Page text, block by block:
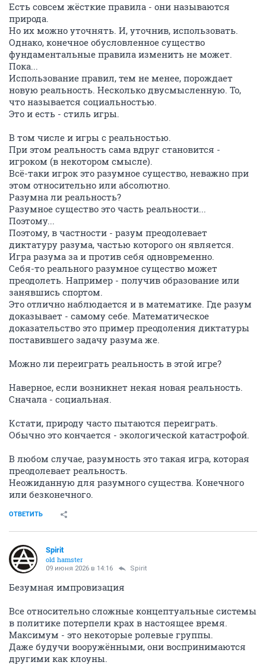
Есть совсем жёсткие правила - они называются
природа.
Но их можно уточнять. И, уточнив, использовать.
Однако, конечное обусловленное существо
фундаментальные правила изменить не может.
Пока...
Использование правил, тем не менее, порождает
новую реальность. Несколько двусмысленную. То,
что называется социальностью.
Это и есть - стиль игры.
В том числе и игры с реальностью.
При этом реальность сама вдруг становится -
игроком (в некотором смысле).
Всё-таки игрок это разумное существо, неважно при
этом относительно или абсолютно.
Разумна ли реальность?
Разумное существо это часть реальности...
Поэтому...
Поэтому, в частности - разум преодолевает
диктатуру разума, частью которого он является.
Игра разума за и против себя одновременно.
Себя-то реального разумное существо может
преодолеть. Например - получив образование или
занявшись спортом.
Это отлично наблюдается и в математике. Где разум
доказывает - самому себе. Математическое
доказательство это пример преодоления диктатуры
поставившего задачу разума же.
Можно ли переиграть реальность в этой игре?
Наверное, если возникнет некая новая реальность.
Сначала - социальная.
Кстати, природу часто пытаются переиграть.
Обычно это кончается - экологической катастрофой.
В любом случае, разумность это такая игра, которая
преодолевает реальность.
Неожиданную для разумного существа. Конечного
или безконечного.
ОТВЕТИТЬ
Spirit
old hamster
09 июня 2026 в 14:16 Spirit
Безумная импровизация
Все относительно сложные концептуальные системы
в политике потерпели крах в настоящее время.
Максимум - это некоторые ролевые группы.
Даже будучи вооружёнными, они воспринимаются
другими как клоуны.